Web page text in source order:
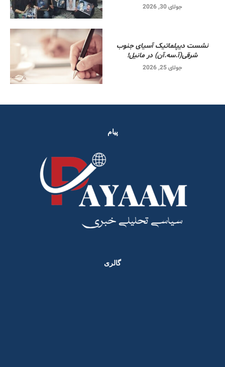
جولای 30, 2026
نشست دیپلماتیک آسیای جنوب
شرقی‌(آ.سه.آن) در مانیل!
جولای 25, 2026
پیام
گالری